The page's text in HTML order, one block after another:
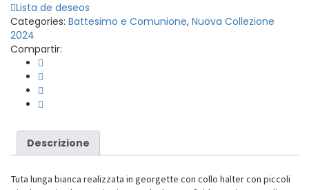
Lista de deseos
Categories: Battesimo e Comunione, Nuova Collezione
2024
Compartir:
Descrizione
Tuta lunga bianca realizzata in georgette con collo halter con piccoli